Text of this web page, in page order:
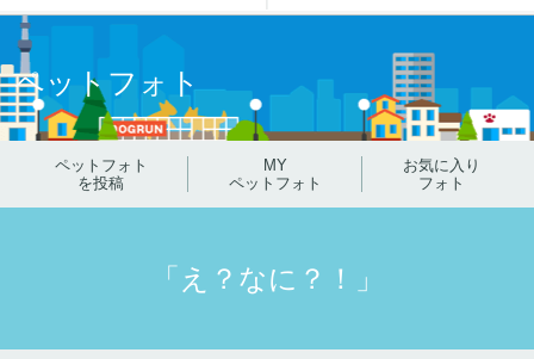
ペットフォト
ペットフォト
を投稿
MY
ペットフォト
お気に入り
フォト
「え？なに？！」